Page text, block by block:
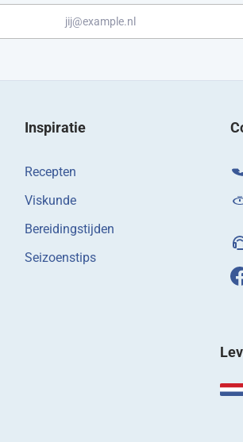
Inspiratie
Recepten
Viskunde
Bereidingstijden
Seizoenstips